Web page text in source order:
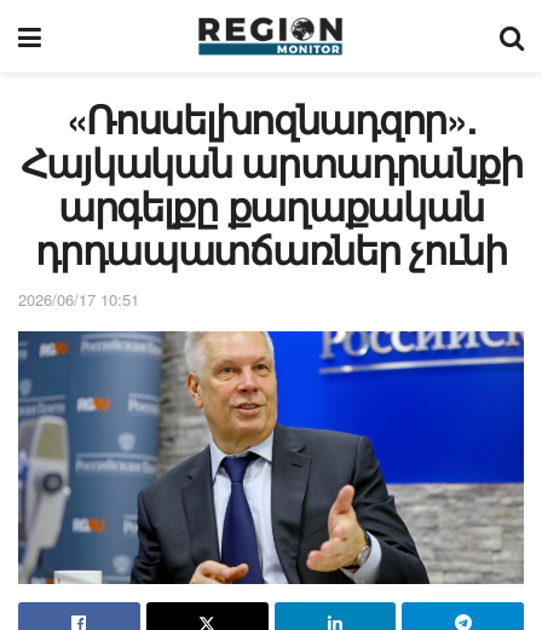
«Ռոսսելխոզնադզոր».
Հայկական արտադրանքի
արգելքը քաղաքական
դրդապատճառներ չունի
2026/06/17 10:51